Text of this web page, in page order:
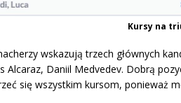
Kursy na
wskazują trzech głównych
Alcaraz, Daniil Medvedev. Dobrą
się wszystkim kursom, ponieważ